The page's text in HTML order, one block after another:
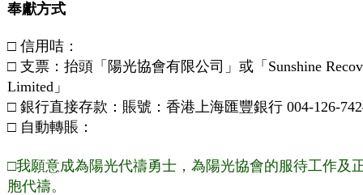
奉獻方式
□ 信用咭：
□ 支票：抬頭「陽光協會有限公司」或「 Sunshine
Limited 」
□ 銀行直接存款：賬號：香港上海匯豐銀行 004-126-
□ 自動轉賬：
□我願意成為陽光代禱勇士，為陽光協會的服待工作及
胞代禱。